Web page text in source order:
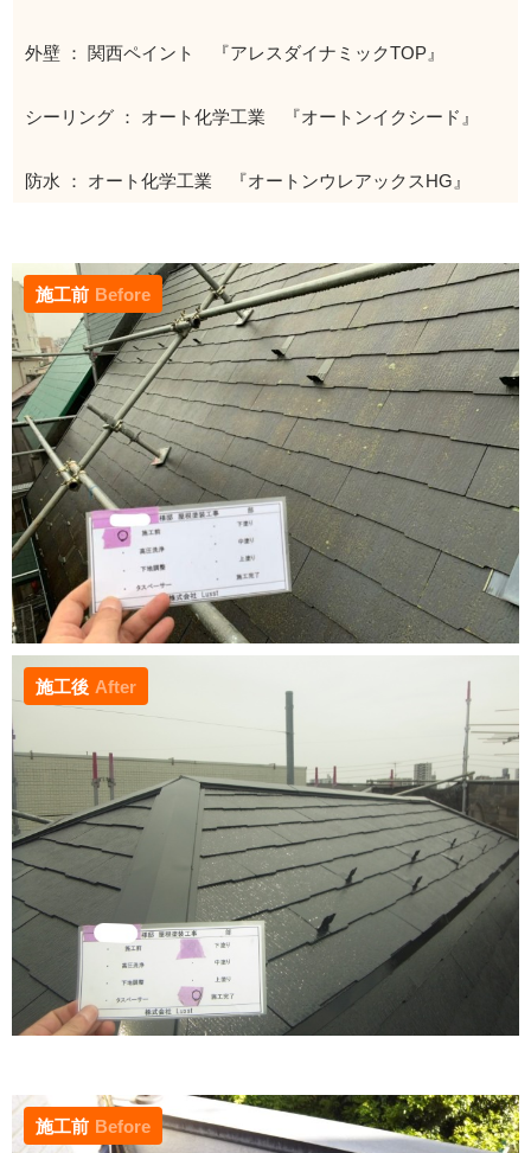
外壁 ： 関西ペイント 『アレスダイナミックTOP』
シーリング ： オート化学工業 『オートンイクシード』
防水 ： オート化学工業 『オートンウレアックスHG』
施工前 Before
施工後 After
施工前 Before